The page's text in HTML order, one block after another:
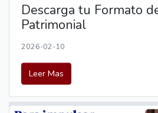
Descarga tu Formato
Patrimonial
2026-02-10
Leer Mas